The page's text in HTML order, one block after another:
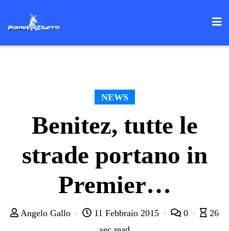
NEWS
Benitez, tutte le
strade portano in
Premier…
Angelo Gallo 11 Febbraio 2015 0
26